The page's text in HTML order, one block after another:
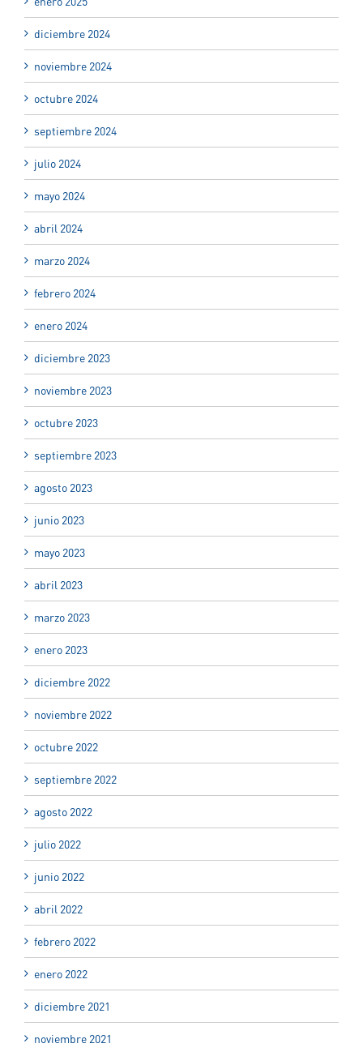
diciembre 2024
noviembre 2024
octubre 2024
septiembre 2024
julio 2024
mayo 2024
abril 2024
marzo 2024
febrero 2024
enero 2024
diciembre 2023
noviembre 2023
octubre 2023
septiembre 2023
agosto 2023
junio 2023
mayo 2023
abril 2023
marzo 2023
enero 2023
diciembre 2022
noviembre 2022
octubre 2022
septiembre 2022
agosto 2022
julio 2022
junio 2022
abril 2022
febrero 2022
enero 2022
diciembre 2021
noviembre 2021